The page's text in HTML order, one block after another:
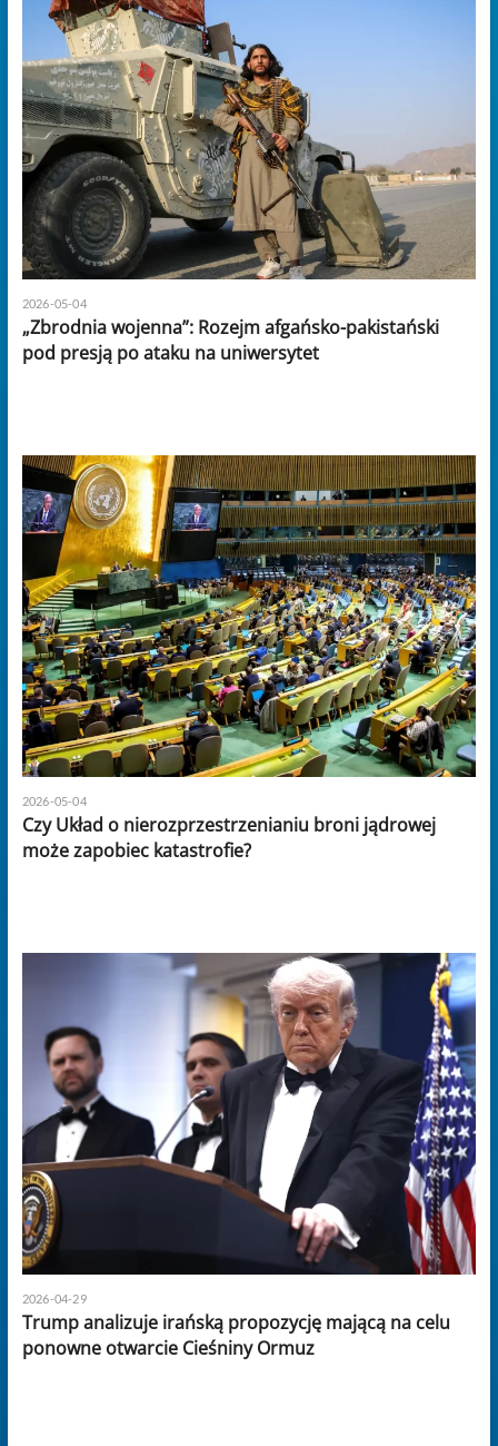
2026-05-04
„Zbrodnia wojenna”: Rozejm afgańsko-pakistański
pod presją po ataku na uniwersytet
2026-05-04
Czy Układ o nierozprzestrzenianiu broni jądrowej
może zapobiec katastrofie?
2026-04-29
Trump analizuje irańską propozycję mającą na celu
ponowne otwarcie Cieśniny Ormuz